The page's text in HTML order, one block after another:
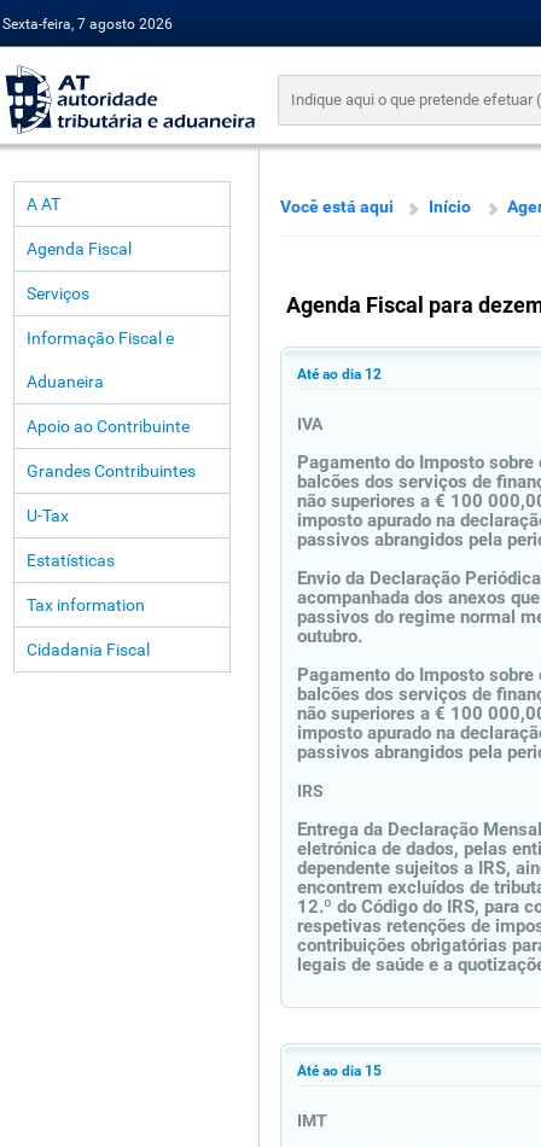
Sexta-feira, 7 agosto 2026
A AT
Agenda Fiscal
Serviços
Informação Fiscal e
Aduaneira
Apoio ao Contribuinte
Grandes Contribuintes
U-Tax
Estatísticas
Tax information
Cidadania Fiscal
Você está aqui Início
Agenda Fiscal para
Até ao dia 12
IVA
Pagamento do Imposto
balcões dos serviços de
não superiores a € 100
imposto apurado na
passivos abrangidos pela
Envio da Declaração
acompanhada dos anexos
passivos do regime normal
outubro.
Pagamento do Imposto
balcões dos serviços de
não superiores a € 100
imposto apurado na
passivos abrangidos pela
IRS
Entrega da Declaração
eletrónica de dados, pelas
dependente sujeitos a IRS,
encontrem excluídos de
12.º do Código do IRS, para
respetivas retenções de
contribuições obrigatórias
legais de saúde e a
Até ao dia 15
IMT